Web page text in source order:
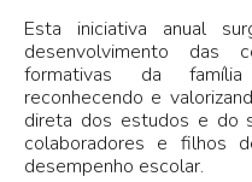
Esta iniciativa anual
desenvolvimento das
formativas da família
reconhecendo e
direta dos estudos e do
colaboradores e filhos
desempenho escolar.